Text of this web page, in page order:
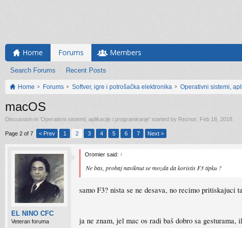
Home Forums
Search Forums Recent Posts
Members
Home Forums Softver, igre i potrošačka elektronika Operativni sistemi,
macOS
Discussion in 'Operativni sistemi, aplikacije i programiranje' started by Reznor Feb 18, 2018
Page 2 of 7 < Prev 1 2 3 4 5 6 7 Next >
EL NINO CFC
Veteran foruma
Oromier said: ↑
Ne bas, probaj naviknut se mozda da koristis F3 tipku ?
samo F3? nista se ne desava, no recimo pritiskajuci
ja ne znam, jel mac os radi baš dobro sa